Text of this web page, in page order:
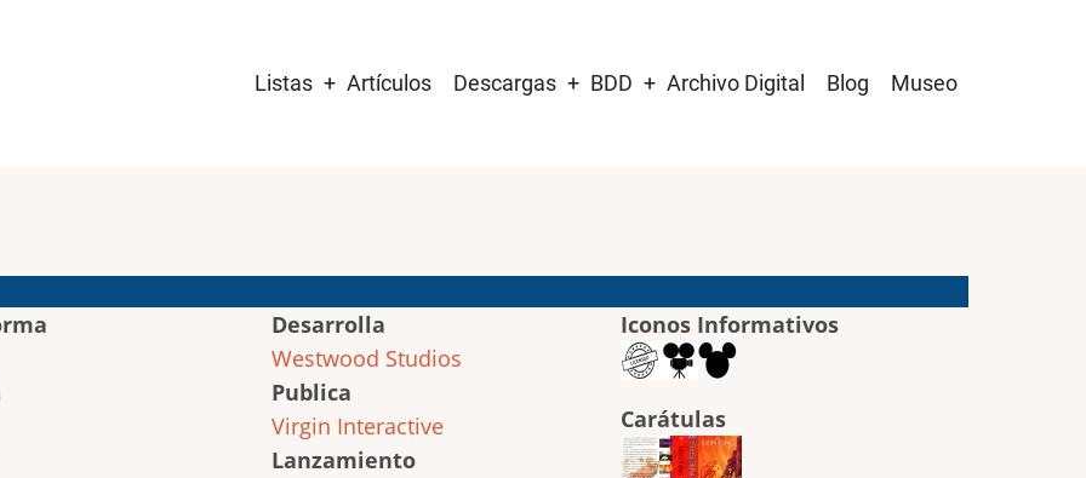
navigation
Listas Artículos Descargas BDD Archivo Digital Blog Museo
Desarrolla
Westwood Studios
Publica
Virgin Interactive
Lanzamiento
Iconos Informativos
Carátulas